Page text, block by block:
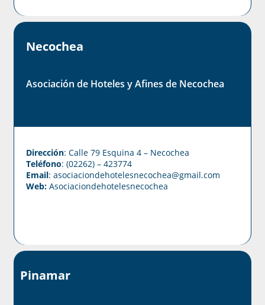
Necochea
Asociación de Hoteles y Afines de Necochea
Dirección: Calle 79 Esquina 4 – Necochea
Teléfono: (02262) – 423774
Email: asociaciondehotelesnecochea@gmail.com
Web: Asociaciondehotelesnecochea
Pinamar